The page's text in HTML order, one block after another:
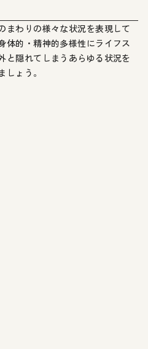
まわりの様々な状況を表現して
体的・精神的多様性にライフス
と隠れてしまうあらゆる状況を
ょう。